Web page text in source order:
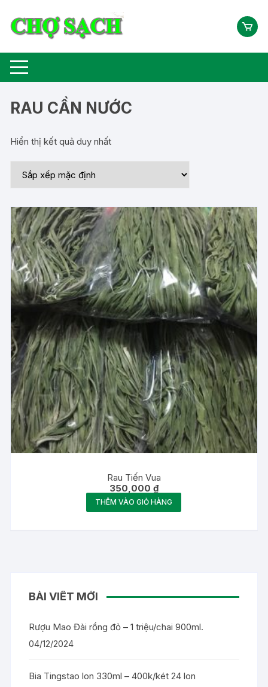
RAU CẦN NƯỚC
Hiển thị kết quả duy nhất
Rau Tiến Vua
350,000 ₫
THÊM VÀO GIỎ HÀNG
BÀI VIẾT MỚI
Rượu Mao Đài rồng đỏ – 1 triệu/chai 900ml.
04/12/2024
Bia Tingstao lon 330ml – 400k/két 24 lon